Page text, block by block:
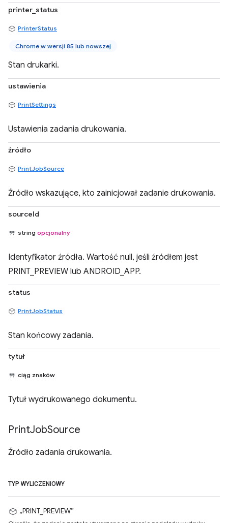
printer_status
PrinterStatus
Chrome w wersji 85 lub nowszej
Stan drukarki.
ustawienia
PrintSettings
Ustawienia zadania drukowania.
źródło
PrintJobSource
Źródło wskazujące, kto zainicjował zadanie drukowania.
sourceId
string opcjonalny
Identyfikator źródła. Wartość null, jeśli źródłem jest
PRINT_PREVIEW lub ANDROID_APP.
status
PrintJobStatus
Stan końcowy zadania.
tytuł
ciąg znaków
Tytuł wydrukowanego dokumentu.
PrintJobSource
Źródło zadania drukowania.
TYP WYLICZENIOWY
„PRINT_PREVIEW”